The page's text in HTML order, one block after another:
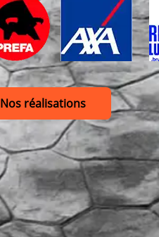
Nos réalisations